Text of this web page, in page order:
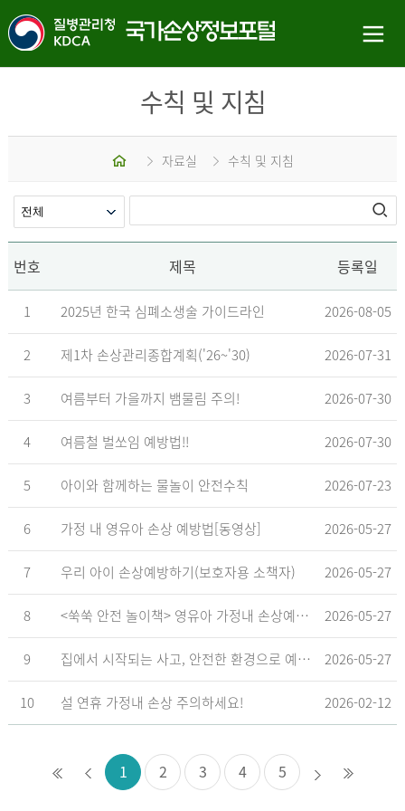
수칙 및 지침
자료실 수칙 및 지침
번호 제목 등록일
1 2025년 한국 심폐소생술 가이드라인 2026-08-05
2 제1차 손상관리종합계획('26~'30) 2026-07-31
3 여름부터 가을까지 뱀물림 주의! 2026-07-30
4 여름철 벌쏘임 예방법!! 2026-07-30
5 아이와 함께하는 물놀이 안전수칙 2026-07-23
6 가정 내 영유아 손상 예방법[동영상] 2026-05-27
7 우리 아이 손상예방하기(보호자용 소책자) 2026-05-27
8 <쑥쑥 안전 놀이책> 영유아 가정내 손상예방_영유아 놀이형 교육 교재 2026-05-27
9 집에서 시작되는 사고, 안전한 환경으로 예방해요 2026-05-27
10 설 연휴 가정내 손상 주의하세요! 2026-02-12
1 2 3 4 5